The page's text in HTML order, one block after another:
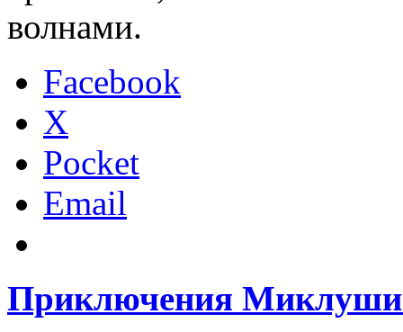
волнами.
Facebook
X
Pocket
Email
Приключения